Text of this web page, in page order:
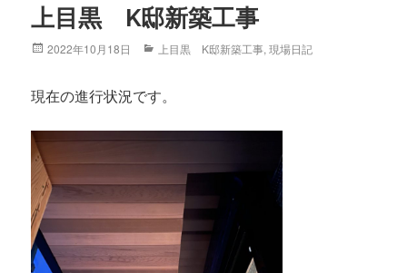
上目黒 K邸新築工事
Posted
2022年10月18日 Categories
上目黒 K邸新築工事,現場日記
現在の進行状況です。